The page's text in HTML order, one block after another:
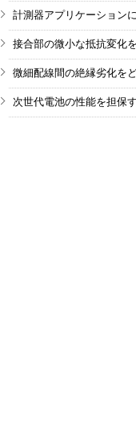
計測器アプリケーション
接合部の微小な抵抗変化
微細配線間の絶縁劣化を
次世代電池の性能を担保